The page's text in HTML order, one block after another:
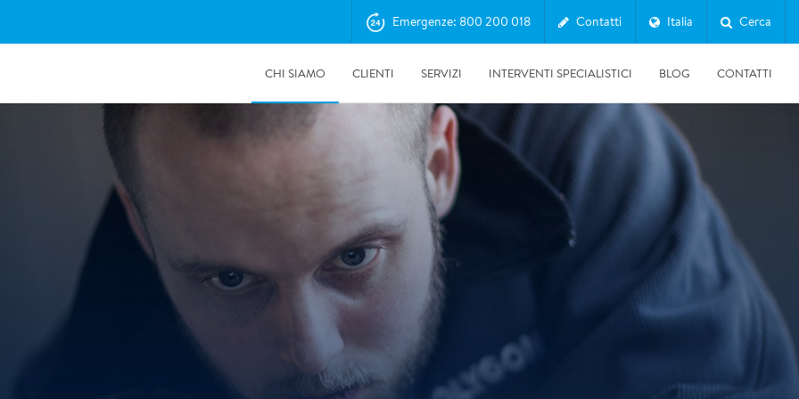
Emergenze: 800 200 018 Contatti Italia Cerca
CHI SIAMO CLIENTI SERVIZI INTERVENTI SPECIALISTICI BLOG
Come la siccità alimenta il rischio di incendi e può favorire
10/07/2026
Clima in Italia 2025: il report SNPA tra caldo record,
siccità ed eventi estremi
CONTATTI